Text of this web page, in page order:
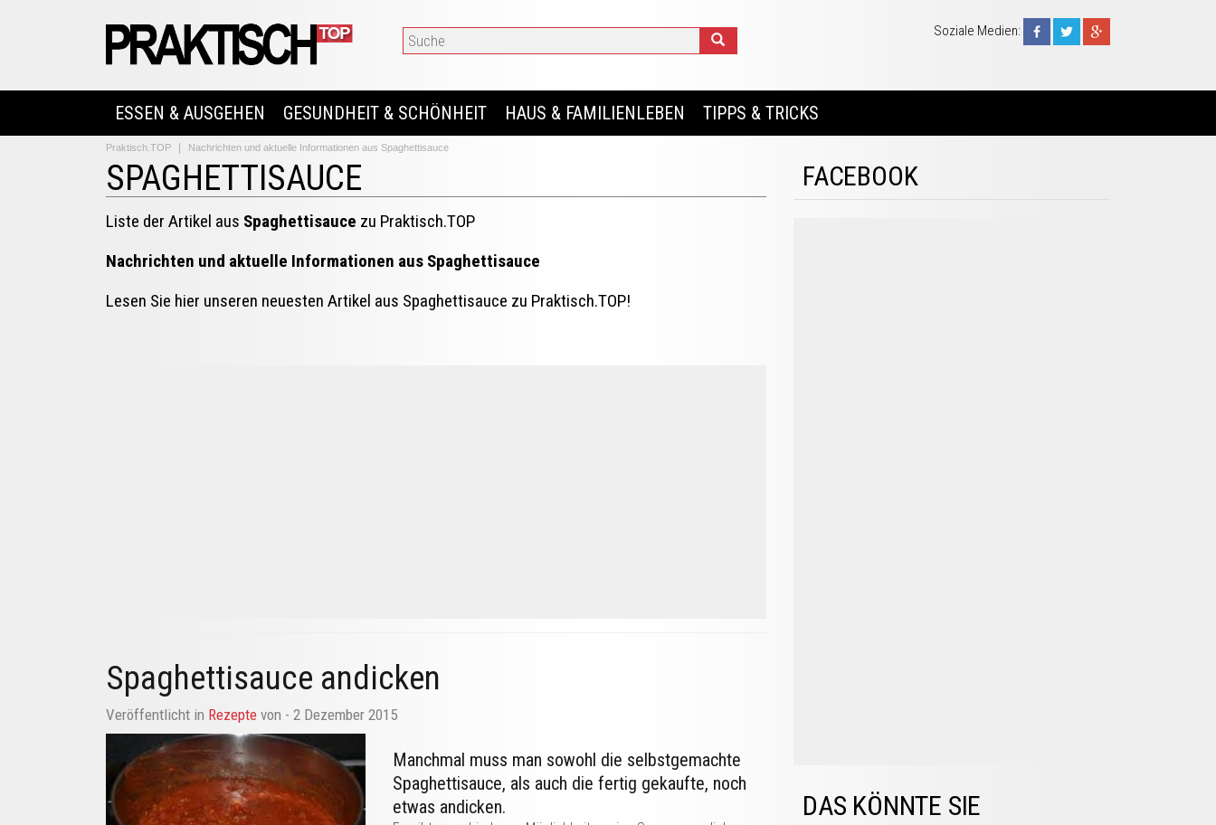
Soziale Medien:
ESSEN & AUSGEHEN GESUNDHEIT & SCHÖNHEIT HAUS & FAMILIENLEBEN TIPPS & TRICKS
Praktisch.TOP Nachrichten und aktuelle Informationen aus Spaghettisauce
SPAGHETTISAUCE
Liste der Artikel aus Spaghettisauce zu Praktisch.TOP
Nachrichten und aktuelle Informationen aus Spaghettisauce
Lesen Sie hier unseren neuesten Artikel aus Spaghettisauce zu Praktisch.TOP!
Spaghettisauce andicken
Veröffentlicht in Rezepte von - 2 Dezember 2015
Manchmal muss man sowohl die selbstgemachte
Spaghettisauce, als auch die fertig gekaufte, noch
etwas andicken.
FACEBOOK
DAS KÖNNTE SIE